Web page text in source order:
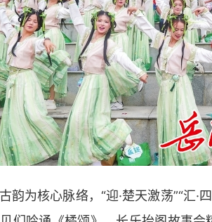
韵为核心脉络，“迎·楚天激荡”“汇·